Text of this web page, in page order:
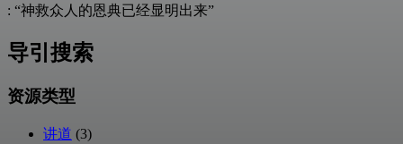
: “神救众人的恩典已经显明出来”
导引搜索
资源类型
讲道 (3)